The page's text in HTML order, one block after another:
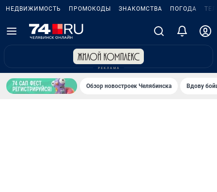
НЕДВИЖИМОСТЬ ПРОМОКОДЫ ЗНАКОМСТВА ПОГОДА
Обзор новостроек Челябинска Вдову